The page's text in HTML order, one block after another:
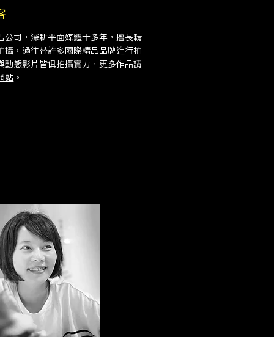
公司，深耕平面媒體十多年，擅長精
攝，過往替許多國際精品品牌進行拍
動態影片皆俱拍攝實力，更多作品請
站 。